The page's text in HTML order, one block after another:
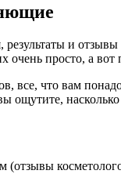
и
просто, а вот
все, что вам
ощутите,